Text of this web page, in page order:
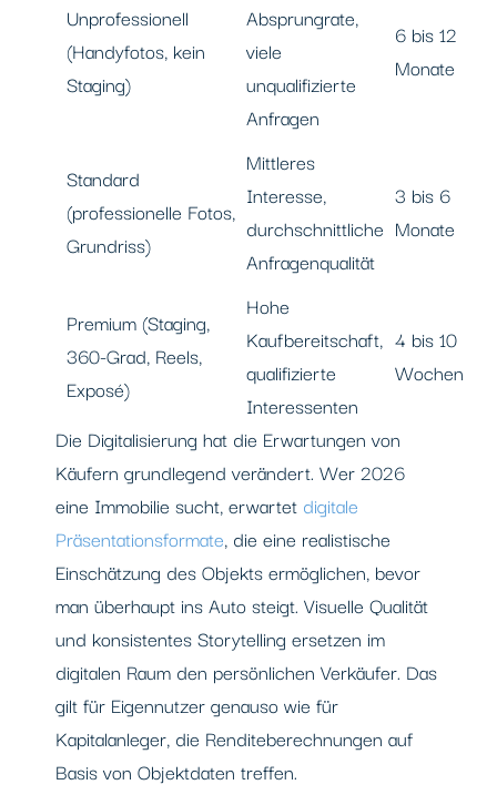
Unprofessionell
(Handyfotos, kein
Staging)
Absprungrate,
viele
unqualifizierte
Anfragen
6 bis 12
Monate
Standard
(professionelle Fotos,
Grundriss)
Mittleres
Interesse,
durchschnittliche
Anfragenqualität
3 bis 6
Monate
Premium (Staging,
360-Grad, Reels,
Exposé)
Hohe
Kaufbereitschaft,
qualifizierte
Interessenten
4 bis 10
Wochen
Die Digitalisierung hat die Erwartungen von
Käufern grundlegend verändert. Wer 2026
eine Immobilie sucht, erwartet digitale
Präsentationsformate, die eine realistische
Einschätzung des Objekts ermöglichen, bevor
man überhaupt ins Auto steigt. Visuelle Qualität
und konsistentes Storytelling ersetzen im
digitalen Raum den persönlichen Verkäufer. Das
gilt für Eigennutzer genauso wie für
Kapitalanleger, die Renditeberechnungen auf
Basis von Objektdaten treffen.